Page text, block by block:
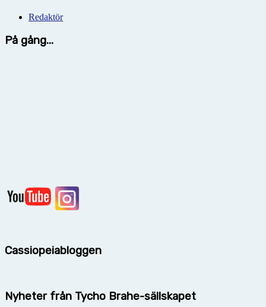
Redaktör
På gång...
Cassiopeiabloggen
Nyheter från Tycho Brahe-sällskapet